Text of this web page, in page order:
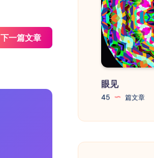
下一篇文章
眼见
45 篇文章